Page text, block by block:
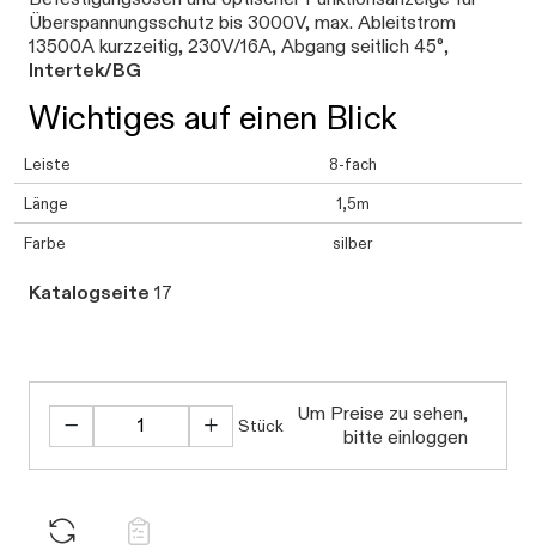
Überspannungsschutz bis 3000V, max. Ableitstrom
13500A kurzzeitig, 230V/16A, Abgang seitlich 45°,
Intertek/BG
Wichtiges auf einen Blick
Leiste 8-fach
Länge 1,5m
Farbe silber
Katalogseite 17
Stück
Um Preise zu sehen,
bitte einloggen
Daten werden